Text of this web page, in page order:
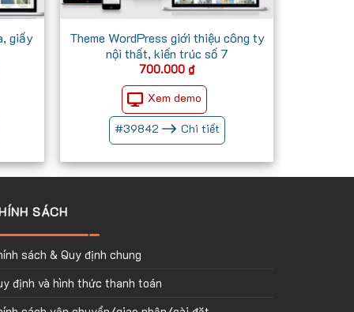
giấy
Theme WordPress giới thiệu công ty
nội thất, kiến trúc số 7
700.000 ₫
Xem demo
#39842 Chi tiết
SÁCH
sách & Quy định chung
định và hình thức thanh toán